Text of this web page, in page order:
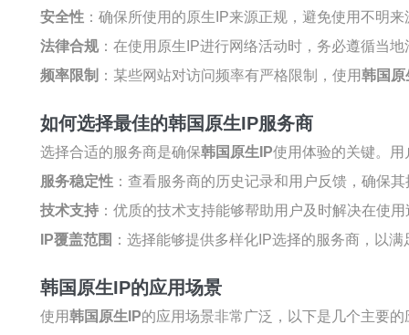
安全性 ：确保所使用的原生IP来源正规，避免使用不明
法律合规 ：在使用原生IP进行网络活动时，务必遵循当
频率限制 ：某些网站对访问频率有严格限制，使用韩国原
如何选择最佳的韩国原生IP服务商
选择合适的服务商是确保韩国原生IP使用体验的关键。
服务稳定性 ：查看服务商的历史记录和用户反馈，确保
技术支持 ：优质的技术支持能够帮助用户及时解决在使
IP覆盖范围 ：选择能够提供多样化IP选择的服务商，以
韩国原生IP的应用场景
使用韩国原生IP的应用场景非常广泛，以下是几个主要的